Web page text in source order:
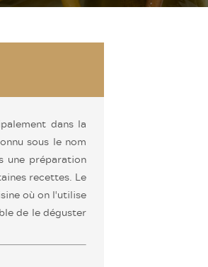
dans la
sous le nom
une préparation
recettes. Le
où on l'utilise
de le déguster